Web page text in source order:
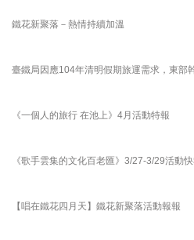
鐵花新聚落－熱情持續加溫
臺鐵局因應104年清明假期旅運需求，東部
《一個人的旅行 在池上》4月活動特報
《歌手雲集的文化百老匯》3/27-3/29活動
【唱在鐵花四月天】鐵花新聚落活動報報